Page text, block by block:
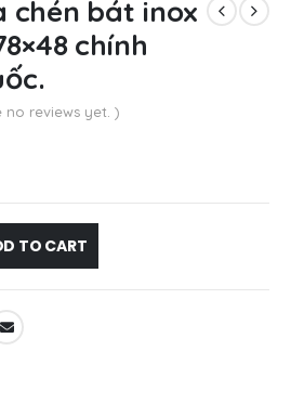
chén bát inox
chính
no reviews yet. )
TO CART